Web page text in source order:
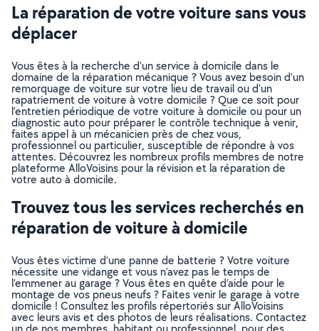
La réparation de votre voiture sans vous
déplacer
Vous êtes à la recherche d’un service à domicile dans le
domaine de la réparation mécanique ? Vous avez besoin d’un
remorquage de voiture sur votre lieu de travail ou d’un
rapatriement de voiture à votre domicile ? Que ce soit pour
l’entretien périodique de votre voiture à domicile ou pour un
diagnostic auto pour préparer le contrôle technique à venir,
faites appel à un mécanicien près de chez vous,
professionnel ou particulier, susceptible de répondre à vos
attentes. Découvrez les nombreux profils membres de notre
plateforme AlloVoisins pour la révision et la réparation de
votre auto à domicile.
Trouvez tous les services recherchés en
réparation de voiture à domicile
Vous êtes victime d’une panne de batterie ? Votre voiture
nécessite une vidange et vous n’avez pas le temps de
l’emmener au garage ? Vous êtes en quête d’aide pour le
montage de vos pneus neufs ? Faites venir le garage à votre
domicile ! Consultez les profils répertoriés sur AlloVoisins
avec leurs avis et des photos de leurs réalisations. Contactez